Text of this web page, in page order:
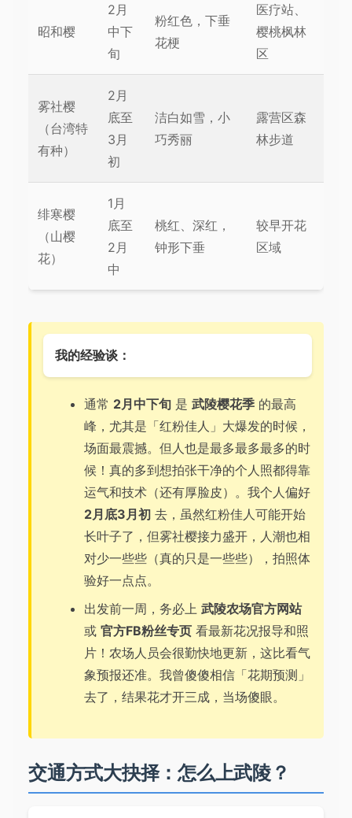
昭和樱
2月
中下
旬
粉红色，下垂
花梗
医疗站、
樱桃枫林
区
雾社樱
（台湾特
有种）
2月
底至
3月
初
洁白如雪，小
巧秀丽
露营区森
林步道
绯寒樱
（山樱
花）
1月
底至
2月
中
桃红、深红，
钟形下垂
较早开花
区域
我的经验谈：
通常 2月中下旬 是 武陵樱花季 的最高
峰，尤其是「红粉佳人」大爆发的时候，
场面最震撼。但人也是最多最多最多的时
候！真的多到想拍张干净的个人照都得靠
运气和技术（还有厚脸皮）。我个人偏好
2月底3月初 去，虽然红粉佳人可能开始
长叶子了，但雾社樱接力盛开，人潮也相
对少一些些（真的只是一些些），拍照体
验好一点点。
出发前一周，务必上 武陵农场官方网站
或 官方FB粉丝专页 看最新花况报导和照
片！农场人员会很勤快地更新，这比看气
象预报还准。我曾傻傻相信「花期预测」
去了，结果花才开三成，当场傻眼。
交通方式大抉择：怎么上武陵？